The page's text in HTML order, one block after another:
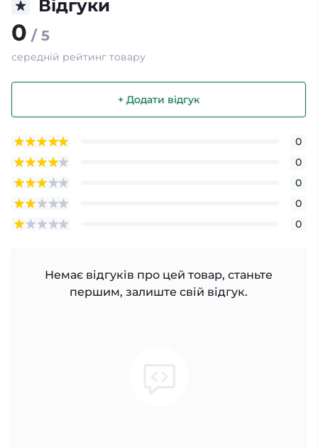
Відгуки
0 / 5
середній рейтинг товару
+ Додати відгук
0
0
0
0
0
Немає відгуків про цей товар, станьте
першим, залиште свій відгук.